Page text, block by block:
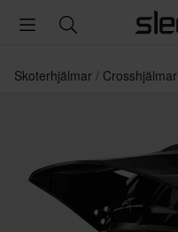
Skoterhjälmar Crosshjälmar